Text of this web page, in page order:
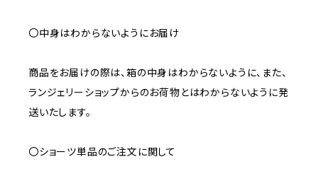
〇中身はわからないようにお届け
商品をお届けの際は、箱の中身はわからないように、また、
ランジェリーショップからのお荷物とはわからないように発
送いたします。
〇ショーツ単品のご注文に関して